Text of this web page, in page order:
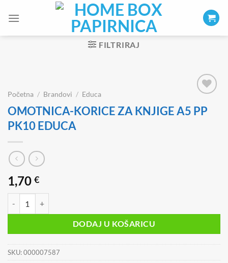
FILTRIRAJ
Početna / Brandovi / Educa
OMOTNICA-KORICE ZA KNJIGE A5 PP
PK10 EDUCA
1,70 €
DODAJ U KOŠARICU
SKU:000007587